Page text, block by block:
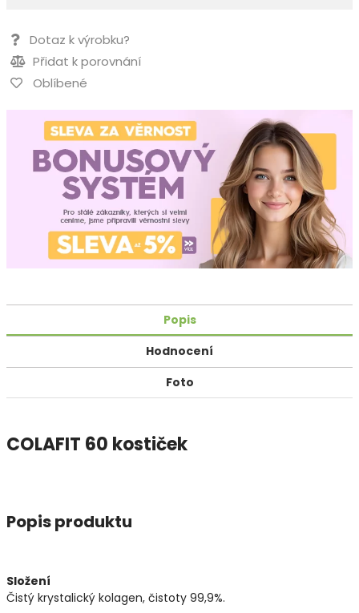
Dotaz k výrobku?
Přidat k porovnání
Oblíbené
Popis
Hodnocení
Foto
COLAFIT 60 kostiček
Popis produktu
Složení
Čistý krystalický kolagen, čistoty 99,9%.